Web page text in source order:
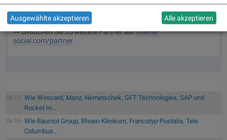
Cybersecurity-Lösung cyan Guard 360 für mittelständische
Unternehmen an.
>> Besuchen Sie 55 weitere Partner aufboerse-
social.com/partner
06:15
Wie Wirecard, Manz, Nemetschek, GFT Technologies, SAP und
Rocket In...
06:15
Wie Baumot Group, Rhoen-Klinikum, Francotyp-Postalia, Tele
Columbus...
Ausgewählte akzeptieren Alle akzeptieren